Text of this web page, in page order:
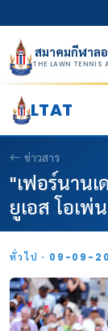
สมาคมกีฬาล
THE LAWN TENNIS
LTAT
ข่าวสาร
"เฟอร์นานเ
ยูเอส โอเพ่น
ทั่วไป · 09-09-